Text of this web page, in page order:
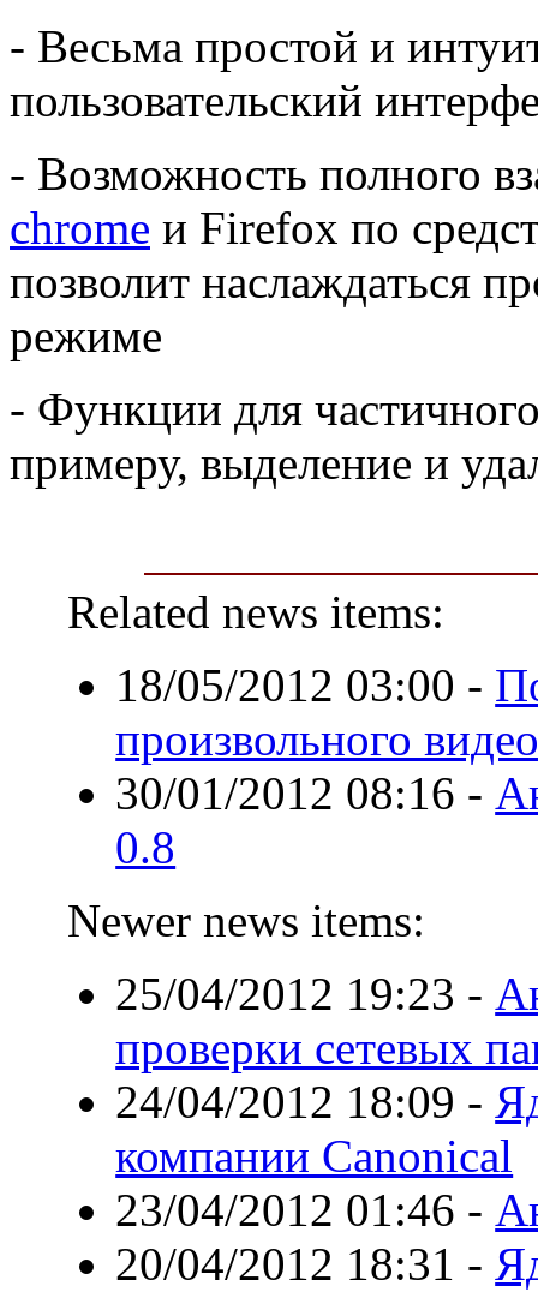
- Весьма простой и
пользовательский
- Возможность полного
chrome и Firefox по
позволит наслаждаться
режиме
- Функции для
примеру, выделение и
Related news items:
18/05/2012 03:00 -
произвольного
30/01/2012 08:16 -
0.8
Newer news items:
25/04/2012 19:23 -
проверки сетевых
24/04/2012 18:09 -
компании Canonical
23/04/2012 01:46 -
20/04/2012 18:31 -